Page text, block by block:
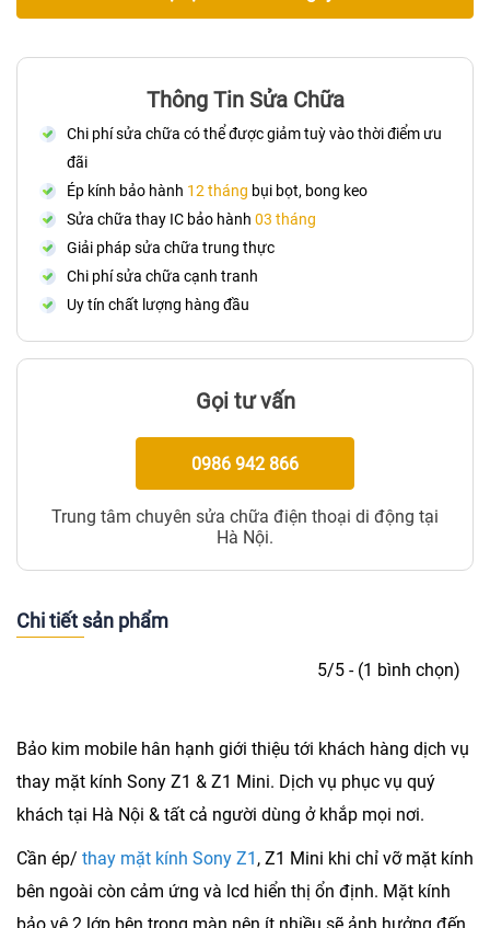
Thông Tin Sửa Chữa
Chi phí sửa chữa có thể được giảm tuỳ vào thời điểm ưu
đãi
Ép kính bảo hành 12 tháng bụi bọt, bong keo
Sửa chữa thay IC bảo hành 03 tháng
Giải pháp sửa chữa trung thực
Chi phí sửa chữa cạnh tranh
Uy tín chất lượng hàng đầu
Gọi tư vấn
0986 942 866
Trung tâm chuyên sửa chữa điện thoại di động tại
Hà Nội.
Chi tiết sản phẩm
5/5 - (1 bình chọn)
Bảo kim mobile hân hạnh giới thiệu tới khách hàng dịch vụ
thay mặt kính Sony Z1 & Z1 Mini. Dịch vụ phục vụ quý
khách tại Hà Nội & tất cả người dùng ở khắp mọi nơi.
Cần ép/ thay mặt kính Sony Z1 , Z1 Mini khi chỉ vỡ mặt kính
bên ngoài còn cảm ứng và lcd hiển thị ổn định. Mặt kính